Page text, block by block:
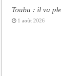
Touba : il va
1 août 2026